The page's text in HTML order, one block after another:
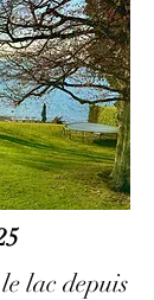
lac depuis